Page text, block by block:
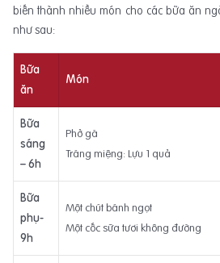
biến thành nhiều món cho các bữa ăn
như sau:
Bữa
ăn
Món
Bữa
sáng
– 6h
Phở gà
Tráng miệng: Lựu 1 quả
Bữa
phụ-
9h
Một chút bánh ngọt
Một cốc sữa tươi không đường